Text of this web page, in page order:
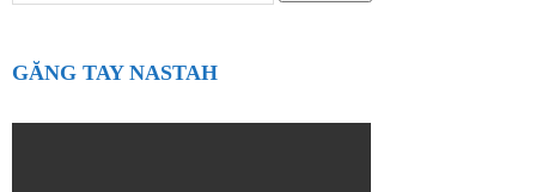
GĂNG TAY NASTAH